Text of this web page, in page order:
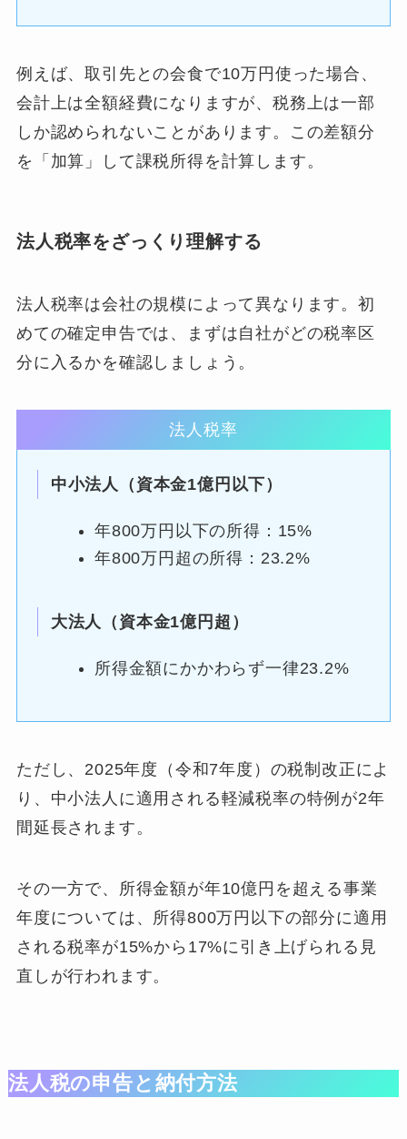
例えば、取引先との会食で10万円使った場合、
会計上は全額経費になりますが、税務上は一部
しか認められないことがあります。この差額分
を「加算」して課税所得を計算します。
法人税率をざっくり理解する
法人税率は会社の規模によって異なります。初
めての確定申告では、まずは自社がどの税率区
分に入るかを確認しましょう。
法人税率
中小法人（資本金1億円以下）
年800万円以下の所得：15%
年800万円超の所得：23.2%
大法人（資本金1億円超）
所得金額にかかわらず一律23.2%
ただし、2025年度（令和7年度）の税制改正によ
り、中小法人に適用される軽減税率の特例が2年
間延長されます。
その一方で、所得金額が年10億円を超える事業
年度については、所得800万円以下の部分に適用
される税率が15%から17%に引き上げられる見
直しが行われます。
法人税の申告と納付方法